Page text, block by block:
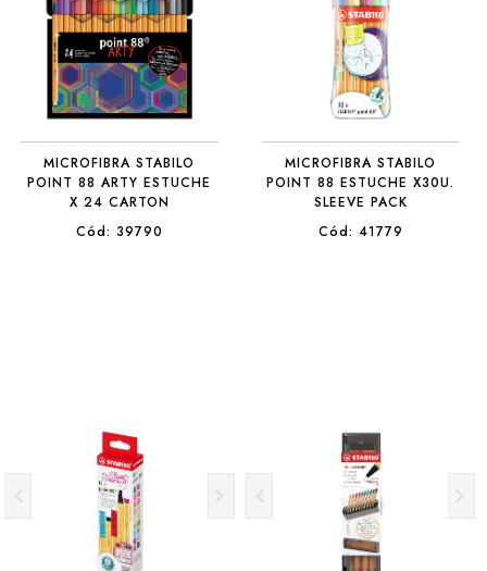
MICROFIBRA STABILO
POINT 88 ARTY ESTUCHE
X 24 CARTON
Cód: 39790
MICROFIBRA STABILO
POINT 88 ESTUCHE X30U.
SLEEVE PACK
Cód: 41779